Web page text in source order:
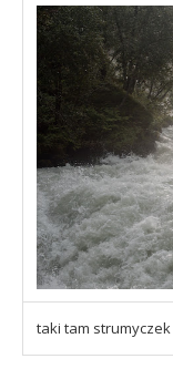
taki tam strumyczek